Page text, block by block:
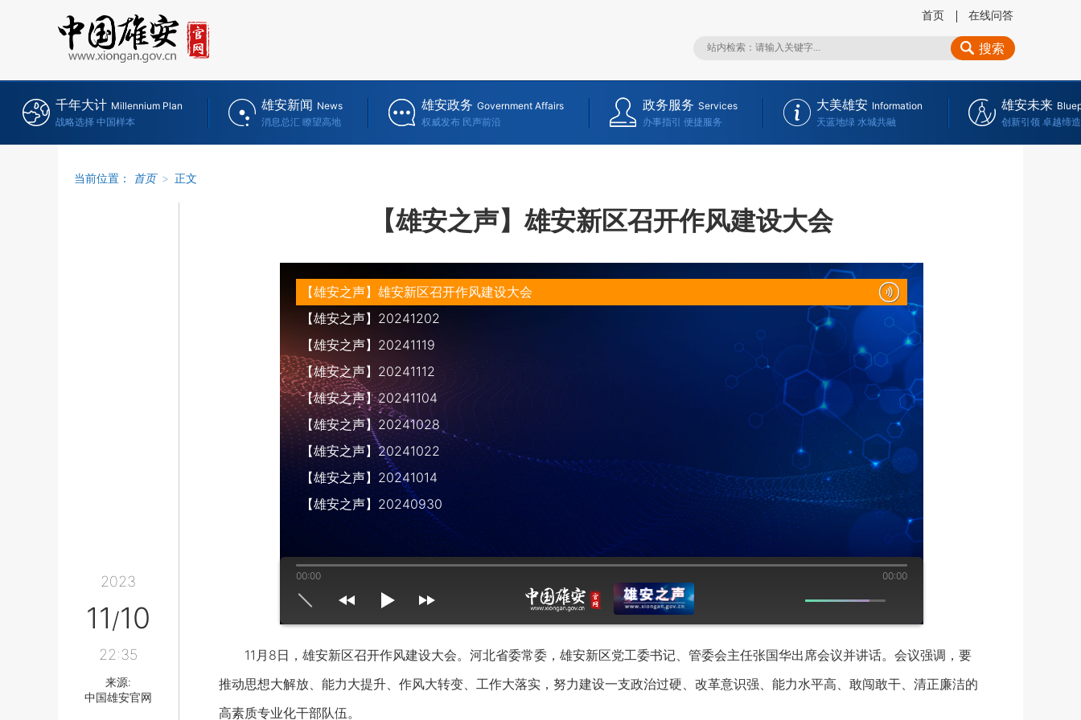
首页 在线问答
搜索
千年大计 Millennium Plan
战略选择 中国样本
雄安新闻 News
消息总汇 瞭望高地
雄安政务 Government Affairs
权威发布 民声前沿
政务服务 Services
办事指引 便捷服务
大美雄安 Information
天蓝地绿 水城共融
雄安未来
创新引领 卓越缔造
当前位置： 首页 > 正文
2023
11/10
22:35
来源:
中国雄安官网
【雄安之声】雄安新区召开作风建设大会
【雄安之声】雄安新区召开作风建设大会
【雄安之声】20241202
【雄安之声】20241119
【雄安之声】20241112
【雄安之声】20241104
【雄安之声】20241028
【雄安之声】20241022
【雄安之声】20241014
【雄安之声】20240930
00:00 00:00
mute max volume
11月8日，雄安新区召开作风建设大会。河北省委常委，雄安新区党工委书记、管委会主任张国华出席会议并讲话。会议强调，要
推动思想大解放、能力大提升、作风大转变、工作大落实，努力建设一支政治过硬、改革意识强、能力水平高、敢闯敢干、清正廉洁的
高素质专业化干部队伍。